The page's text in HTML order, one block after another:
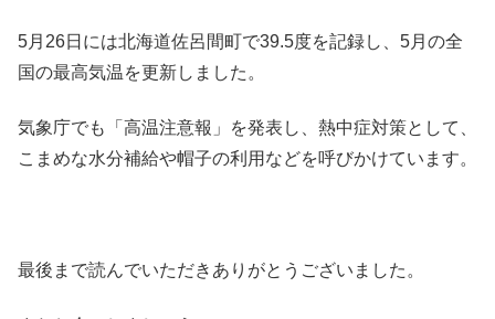
5月26日には北海道佐呂間町で39.5度を記録し、5月の全
国の最高気温を更新しました。
気象庁でも「高温注意報」を発表し、熱中症対策として、
こまめな水分補給や帽子の利用などを呼びかけています。
最後まで読んでいただきありがとうございました。